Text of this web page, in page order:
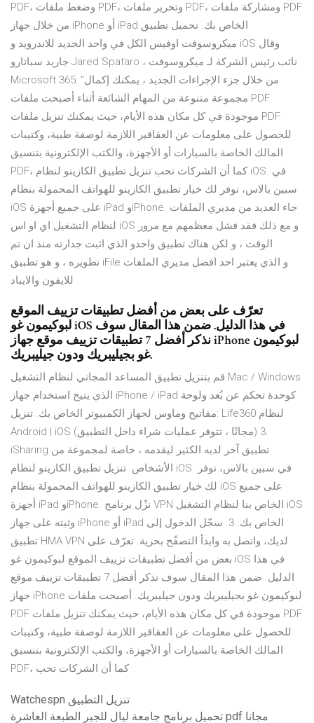
PDF، وضغط ملفات PDF، وتحرير ملفات PDF، ومشاركة ملفات PDF
من خلال جهاز iPhone أو iPad الخاص بك. تحميل تطبيق
ميكروسوفت اوفيس الكل في واحد الجديد للاندرويد و iOS وقال
جاريد سباتارو Jared Spataro ، نائب رئيس الشركة لـ ميكروسوفت
Microsoft 365: "من خلال جزء الإجراءات الجديد ، يمكنك إكمال
مجموعة متنوعة من المهام الشائعة أثناء أصبحت ملفات PDF
موجودة في كل مكان هذه الأيام، حيث يمكنك تنزيل ملفات PDF
للحصول على معلومات عن العقاقير اللازمة لوصفة طبية، وكتيبات
المالك الخاصة بالسيارات أو الأجهزة، والكتب الإلكترونية بتنسيق
PDF، كما أن الشركات تحب تنزيل تطبيق الكازينو لنظام iOS. في
سبين بالاس، نوفر لك خيار تطبيق الكازينو للهواتف المحمولة بنظام
iOS على جميع أجهزة iPad وiPhone. جاء العديد من مديري الملفات
لنظام التشغيل اي او اس iOS و مع ذلك فقد فشل معظمهم مع مرور
الوقت ، و لكن هناك تطبيق واحدو الذي اثبت جدارته منذ ان تم
تطويره ، و هو تطبيق iFile و الذي يعتبر احد افضل مديري الملفات
للايفون والايباد
تعرّف على بعض من أفضل تطبيقات تزييف الموقع
لبوكيمون غو iOS في هذا الدليل. ضمن هذا المقال سوف
نذكر أفضل 7 تطبيقات تزييف موقع جهاز iPhone لبوكيمون
غو بجيليبريك ودون جيليبريك.
قم بتنزيل تطبيق المساعد المجاني لنظام التشغيل Mac / Windows
الذي يتيح استخدام جهاز iPhone / iPad كوحدة تحكم عن بُعد ولوحة
مفاتيح وماوس لجهاز الكمبيوتر الخاص بك. تنزيل: Life360 لنظام
Android | iOS (مجانًا ، تتوفر عمليات شراء داخل التطبيق) 3.
iSharing تطبيق آخر لديه الكثير ليقدمه ، خاصة لمجموعة من
الأشخاص. تنزيل تطبيق الكازينو لنظام iOS. في سبين بالاس، نوفر
لك خيار تطبيق الكازينو للهواتف المحمولة بنظام iOS على جميع
أجهزة iPad وiPhone. نزّل برنامج VPN الخاص بنا لنظام التشغيل iOS
وثبته على جهاز iPhone أو iPad الخاص بك. 3. سجّل الدخول إلى
تطبيق HMA VPN لديك، واتصل به وابدأ التصفّح بحرية. تعرّف على
بعض من أفضل تطبيقات تزييف الموقع لبوكيمون غو iOS في هذا
الدليل. ضمن هذا المقال سوف نذكر أفضل 7 تطبيقات تزييف موقع
جهاز iPhone لبوكيمون غو بجيليبريك ودون جيليبريك. أصبحت ملفات
PDF موجودة في كل مكان هذه الأيام، حيث يمكنك تنزيل ملفات PDF
للحصول على معلومات عن العقاقير اللازمة لوصفة طبية، وكتيبات
المالك الخاصة بالسيارات أو الأجهزة، والكتب الإلكترونية بتنسيق
PDF، كما أن الشركات تحب
Watchespn تنزيل التطبيق
تحميل برنامج جامعة ليال للجبر الطبعة العاشرة pdf مجانا